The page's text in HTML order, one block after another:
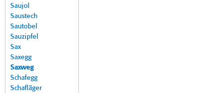
Saujol
Saustech
Sautobel
Sauzipfel
Sax
Saxegg
Saxweg
Schafegg
Schafläger